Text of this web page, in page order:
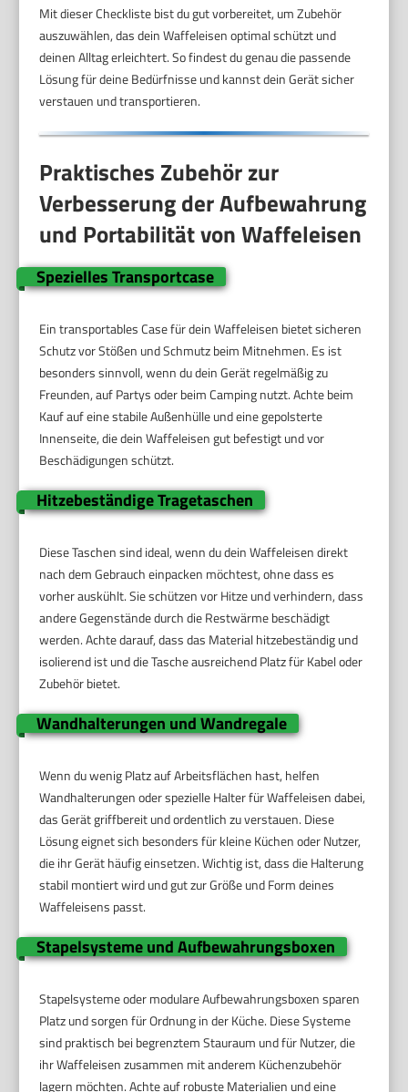
Mit dieser Checkliste bist du gut vorbereitet, um Zubehör
auszuwählen, das dein Waffeleisen optimal schützt und
deinen Alltag erleichtert. So findest du genau die passende
Lösung für deine Bedürfnisse und kannst dein Gerät sicher
verstauen und transportieren.
Praktisches Zubehör zur
Verbesserung der Aufbewahrung
und Portabilität von Waffeleisen
Spezielles Transportcase
Ein transportables Case für dein Waffeleisen bietet sicheren
Schutz vor Stößen und Schmutz beim Mitnehmen. Es ist
besonders sinnvoll, wenn du dein Gerät regelmäßig zu
Freunden, auf Partys oder beim Camping nutzt. Achte beim
Kauf auf eine stabile Außenhülle und eine gepolsterte
Innenseite, die dein Waffeleisen gut befestigt und vor
Beschädigungen schützt.
Hitzebeständige Tragetaschen
Diese Taschen sind ideal, wenn du dein Waffeleisen direkt
nach dem Gebrauch einpacken möchtest, ohne dass es
vorher auskühlt. Sie schützen vor Hitze und verhindern, dass
andere Gegenstände durch die Restwärme beschädigt
werden. Achte darauf, dass das Material hitzebeständig und
isolierend ist und die Tasche ausreichend Platz für Kabel oder
Zubehör bietet.
Wandhalterungen und Wandregale
Wenn du wenig Platz auf Arbeitsflächen hast, helfen
Wandhalterungen oder spezielle Halter für Waffeleisen dabei,
das Gerät griffbereit und ordentlich zu verstauen. Diese
Lösung eignet sich besonders für kleine Küchen oder Nutzer,
die ihr Gerät häufig einsetzen. Wichtig ist, dass die Halterung
stabil montiert wird und gut zur Größe und Form deines
Waffeleisens passt.
Stapelsysteme und Aufbewahrungsboxen
Stapelsysteme oder modulare Aufbewahrungsboxen sparen
Platz und sorgen für Ordnung in der Küche. Diese Systeme
sind praktisch bei begrenztem Stauraum und für Nutzer, die
ihr Waffeleisen zusammen mit anderem Küchenzubehör
lagern möchten. Achte auf robuste Materialien und eine